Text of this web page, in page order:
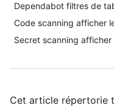
Dependabot filtres de
Code scanning afficher
Secret scanning afficher
Cet article répertorie